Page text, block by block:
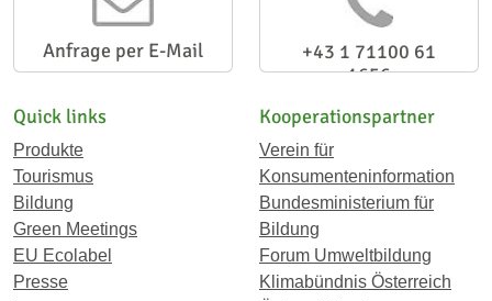
Anfrage per E-Mail
+43 1 71100 61
1656
Quick links
Produkte
Tourismus
Bildung
Green Meetings
EU Ecolabel
Presse
Kooperationspartner
Verein für
Konsumenteninformation
Bundesministerium für
Bildung
Forum Umweltbildung
Klimabündnis Österreich